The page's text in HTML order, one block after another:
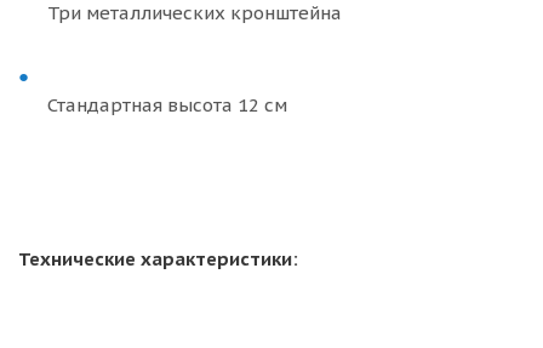
Три металлических кронштейна
Стандартная высота 12 см
Технические характеристики: